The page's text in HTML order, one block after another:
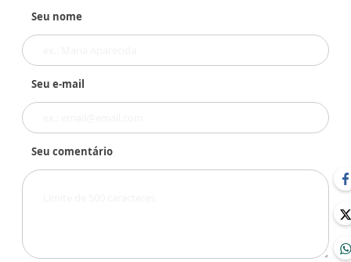
Seu nome
Seu e-mail
Seu comentário